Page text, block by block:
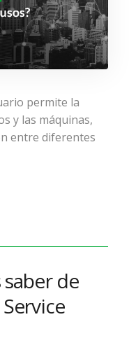
permite la
y las máquinas,
entre diferentes
de